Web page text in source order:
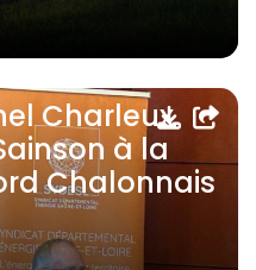
Charleux
à la
Chalonnais